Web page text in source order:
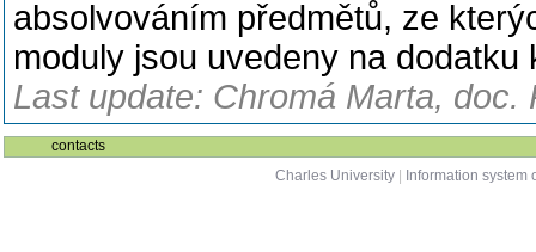
absolvováním předmětů, ze
moduly jsou uvedeny na dodatku
Last update: Chromá Marta, doc.
contacts
Charles University
Information